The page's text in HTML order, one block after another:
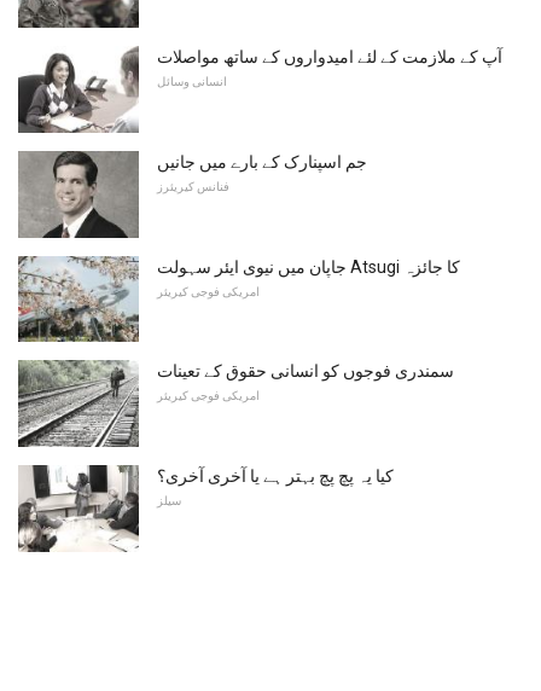
آپ کے ملازمت کے لئے امیدواروں کے ساتھ مواصلات
انسانی وسائل
جم اسپنارک کے بارے میں جانیں
فنانس کیریئرز
جاپان میں نیوی ایئر سہولت Atsugi کا جائزہ
امریکی فوجی کیریئر
سمندری فوجوں کو انسانی حقوق کے تعینات
امریکی فوجی کیریئر
کیا یہ پچ پچ بہتر ہے یا آخری آخری؟
سیلز